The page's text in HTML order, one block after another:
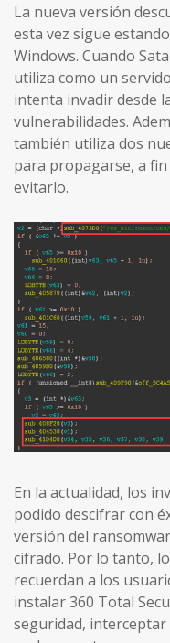
La nueva versión
esta vez sigue
Windows. Cuando
utiliza como un
intenta invadir desde
vulnerabilidades.
también utiliza dos
para propagarse, a
evitarlo.
En la actualidad, los
podido descifrar con
versión del
cifrado. Por lo tanto,
recuerdan a los
instalar 360 Total
seguridad,